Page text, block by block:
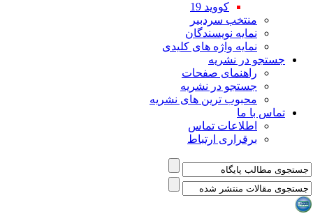
کووید 19
منتخب سردبیر
نمایه نویسندگان
نمایه واژه های کلیدی
جستجو در نشریه
راهنمای صفحات
جستجو در نشریه
محبوب ترین های نشریه
تماس با ما
اطلاعات تماس
برقراری ارتباط